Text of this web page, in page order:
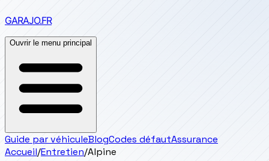
GARAJO.FR
Ouvrir le menu principal
Guide par véhiculeBlogCodes défautAssurance
Accueil/Entretien/Alpine